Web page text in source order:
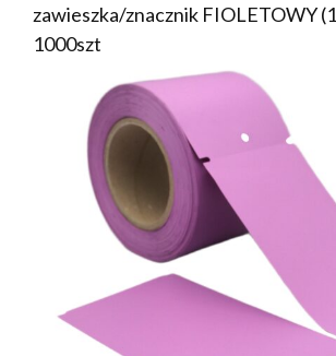
zawieszka/znacznik FIOLETOWY
1000szt